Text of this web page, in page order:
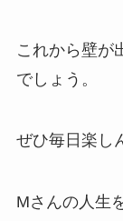
これから壁が
でしょう。
ぜひ毎日楽し
Mさんの人生